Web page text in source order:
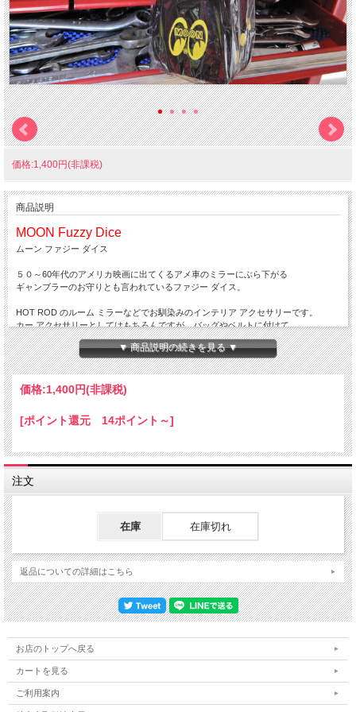
価格:1,400円(非課税)
商品説明
MOON Fuzzy Dice
ムーン ファジー ダイス
５０～60年代のアメリカ映画に出てくるアメ車のミラーにぶら下がる
ギャンブラーのお守りとも言われているファジー ダイス。
HOT ROD のルーム ミラーなどでお馴染みのインテリア アクセサリーです。
カー アクセサリーとしてはもちろんですが、バッグやベルトに付けて
ファッション アイテムとしてアクセントにどうぞ！
そんなMOONEYESの目玉マークの入った ファジーダイスです。
ミラーからぶら下げて、走行中の振動でフロントガラスにあたってもフカフカなの
で
サイズ: (H)6cm x (W)6cm
【送料】定形外郵便(規格外)で、全国一律２6０円でお届けします。
また、沖縄等の離島区域の場合でも別途送料が掛かりません。
先払いでのお取引、ご決済後の発送となります。
定形外郵便をご利用の際は、代引きサービスはご利用いただけません。
代金引換をご希望の場合は宅配便にて対応させて頂きます。
配送費は、ご注文確認後、改めて送料を含めた合計金額お知らせします。
▼ 商品説明の続きを見る ▼
価格:1,400円(非課税)
[ポイント還元 14ポイント～]
注文
在庫 在庫切れ
返品についての詳細はこちら
お店のトップへ戻る
カートを見る
ご利用案内